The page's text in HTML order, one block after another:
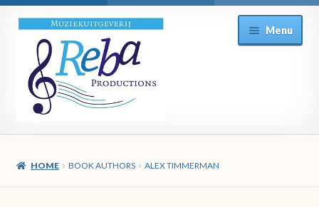
Ga
door
naar
navigatie
Ga
direct
naar
de
inhoud
Menu
HOME BOOK AUTHORS ALEX TIMMERMAN